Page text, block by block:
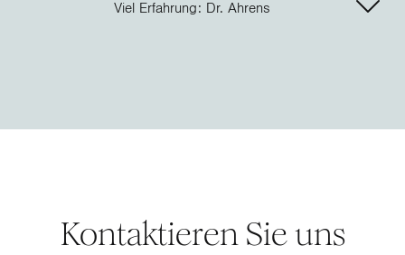
Viel Erfahrung: Dr. Ahrens
Kontaktieren Sie uns